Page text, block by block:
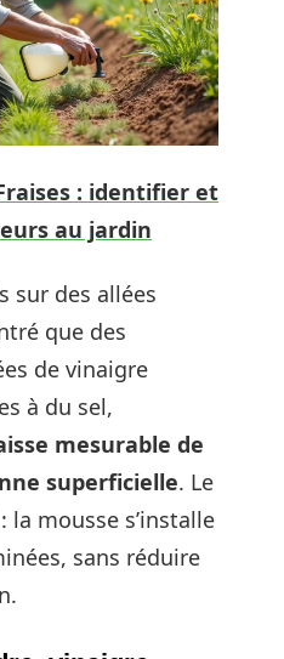
: identifier et
au jardin
sur des allées
que des
de vinaigre
à du sel,
mesurable de
superficielle. Le
mousse s’installe
sans réduire